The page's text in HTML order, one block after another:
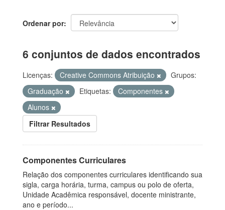
Ordenar por
6 conjuntos de dados encontrados
Licenças: Creative Commons Atribuição
Grupos:
Graduação
Etiquetas:
Componentes
Alunos
Filtrar Resultados
Componentes Curriculares
Relação dos componentes curriculares identificando sua
sigla, carga horária, turma, campus ou polo de oferta,
Unidade Acadêmica responsável, docente ministrante,
ano e período...